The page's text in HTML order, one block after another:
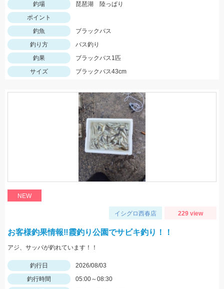
釣場
琵琶湖 陸っぱり
ポイント
釣魚
ブラックバス
釣り方
バス釣り
釣果
ブラックバス1匹
サイズ
ブラックバス43cm
NEW
イシグロ西春店 229 view
お客様釣果情報‼霞釣り公園でサビキ釣り！！
アジ、サッパが釣れています！！
釣行日
2026/08/03
釣行時間
05:00～08:30